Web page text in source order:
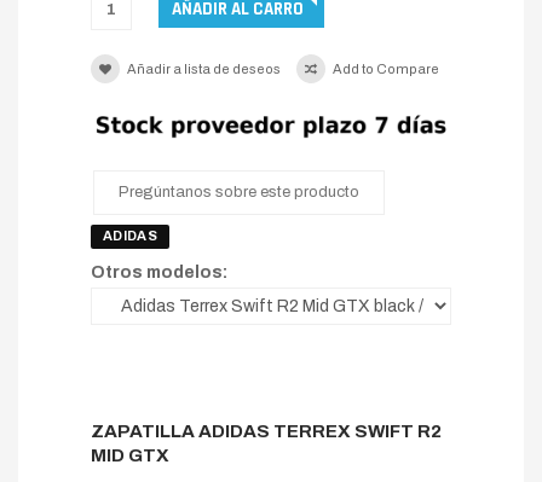
Añadir a lista de deseos Add to Compare
Pregúntanos sobre este producto
ADIDAS
Otros modelos:
ZAPATILLA ADIDAS TERREX SWIFT R2
MID GTX